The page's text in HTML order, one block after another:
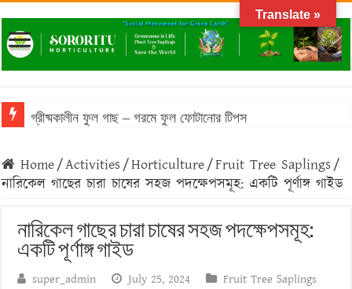
গ্রীষ্মকালীন ফুল গাছ – গরমে ফুল ফোটানোর টিপস
বাংলাদেশে জনপ্রিয় মসলা গাছের তালিকা: অগণিত স্বাদের উৎস
বনজ গাছ রোপণের সময় ও নিয়ম
Home/Activities /Horticulture/Fruit Tree Saplings /
নারিকেল গাছের চারা চাষের সহজ পদক্ষেপসমূহ: একটি পূর্ণাঙ্গ গাইড
নারিকেল গাছের চারা চাষের সহজ পদক্ষেপসমূহ:
একটি পূর্ণাঙ্গ গাইড
super_admin July 25, 2024
Fruit Tree Saplings
Translate »